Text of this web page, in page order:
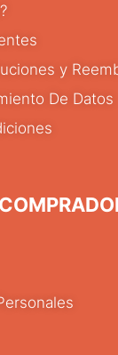
y
De Datos